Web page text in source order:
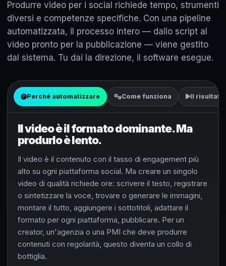
Produrre video per i social richiede tempo, strumenti
diversi e competenze specifiche. Con una pipeline
automatizzata, il processo intero — dallo script al
video pronto per la pubblicazione — viene gestito
dal sistema. Tu dai la direzione, il software esegue.
Perché automatizzare Come funziona Il risultato
Il video è il formato dominante. Ma
produrlo è lento.
Il video è il contenuto con il tasso di engagement più
alto su ogni piattaforma social. Ma creare un singolo
video di qualità richiede ore: scrivere il testo, registrare
o sintetizzare la voce, trovare o generare le immagini,
montare il tutto, aggiungere i sottotitoli, adattare il
formato per ogni piattaforma, pubblicare. Per un
creator, un'agenzia o una PMI che deve produrre
contenuti con regolarità, questo diventa un collo di
bottiglia.